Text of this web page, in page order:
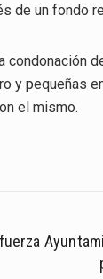
de un fondo
y pequeñas
el mismo.